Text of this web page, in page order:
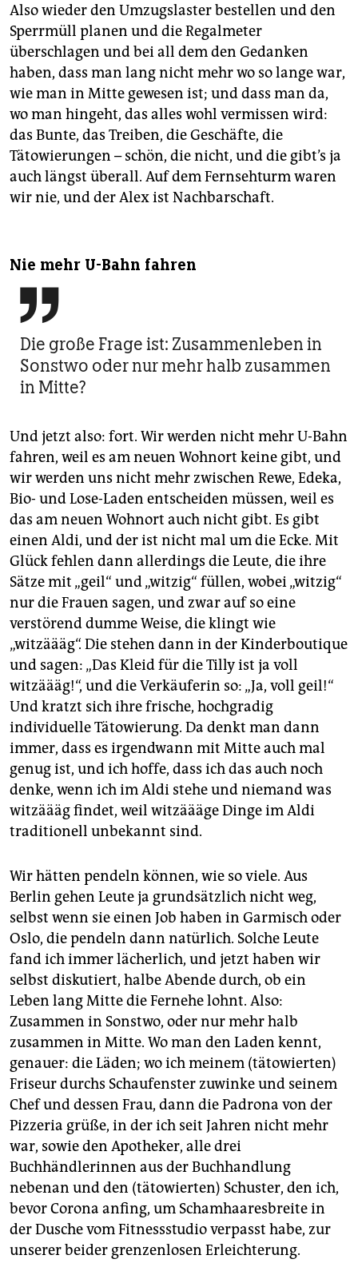
Also wieder den Umzugslaster bestellen und den
Sperrmüll planen und die Regalmeter
überschlagen und bei all dem den Gedanken
haben, dass man lang nicht mehr wo so lange war,
wie man in Mitte gewesen ist; und dass man da,
wo man hingeht, das alles wohl vermissen wird:
das Bunte, das Treiben, die Geschäfte, die
Tätowierungen – schön, die nicht, und die gibt’s ja
auch längst überall. Auf dem Fernsehturm waren
wir nie, und der Alex ist Nachbarschaft.
Nie mehr U-Bahn fahren

Die große Frage ist: Zusammenleben in
Sonstwo oder nur mehr halb zusammen
in Mitte?
Und jetzt also: fort. Wir werden nicht mehr U-Bahn
fahren, weil es am neuen Wohnort keine gibt, und
wir werden uns nicht mehr zwischen Rewe, Edeka,
Bio- und Lose-Laden entscheiden müssen, weil es
das am neuen Wohnort auch nicht gibt. Es gibt
einen Aldi, und der ist nicht mal um die Ecke. Mit
Glück fehlen dann allerdings die Leute, die ihre
Sätze mit „geil“ und „witzig“ füllen, wobei „witzig“
nur die Frauen sagen, und zwar auf so eine
verstörend dumme Weise, die klingt wie
„witzäääg“. Die stehen dann in der Kinderboutique
und sagen: „Das Kleid für die Tilly ist ja voll
witzäääg!“, und die Verkäuferin so: „Ja, voll geil!“
Und kratzt sich ihre frische, hochgradig
individuelle Tätowierung. Da denkt man dann
immer, dass es irgendwann mit Mitte auch mal
genug ist, und ich hoffe, dass ich das auch noch
denke, wenn ich im Aldi stehe und niemand was
witzäääg findet, weil witzäääge Dinge im Aldi
traditionell unbekannt sind.
Wir hätten pendeln können, wie so viele. Aus
Berlin gehen Leute ja grundsätzlich nicht weg,
selbst wenn sie einen Job haben in Garmisch oder
Oslo, die pendeln dann natürlich. Solche Leute
fand ich immer lächerlich, und jetzt haben wir
selbst diskutiert, halbe Abende durch, ob ein
Leben lang Mitte die Fernehe lohnt. Also:
Zusammen in Sonstwo, oder nur mehr halb
zusammen in Mitte. Wo man den Laden kennt,
genauer: die Läden; wo ich meinem (tätowierten)
Friseur durchs Schaufenster zuwinke und seinem
Chef und dessen Frau, dann die Padrona von der
Pizzeria grüße, in der ich seit Jahren nicht mehr
war, sowie den Apotheker, alle drei
Buchhändlerinnen aus der Buchhandlung
nebenan und den (tätowierten) Schuster, den ich,
bevor Corona anfing, um Schamhaaresbreite in
der Dusche vom Fitnessstudio verpasst habe, zur
unserer beider grenzenlosen Erleichterung.